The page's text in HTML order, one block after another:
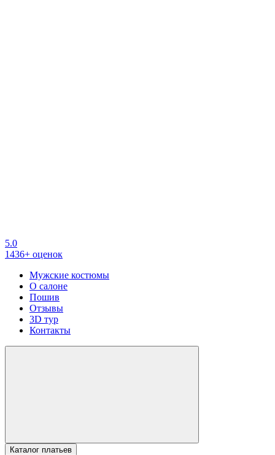
5.0
1436+ оценок
Мужские костюмы
О салоне
Пошив
Отзывы
3D тур
Контакты
Каталог платьев